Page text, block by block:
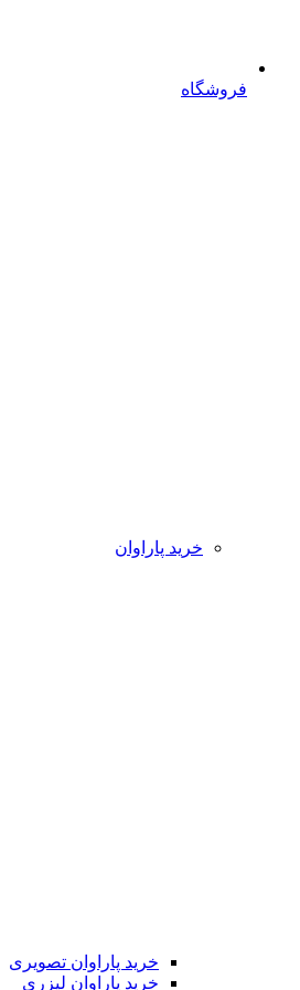
فروشگاه
خرید پاراوان
خرید پاراوان تصویری
خرید پاراوان لیزری